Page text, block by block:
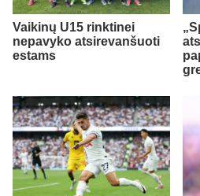
Vaikinų U15 rinktinei
nepavyko atsirevanšuoti
estams